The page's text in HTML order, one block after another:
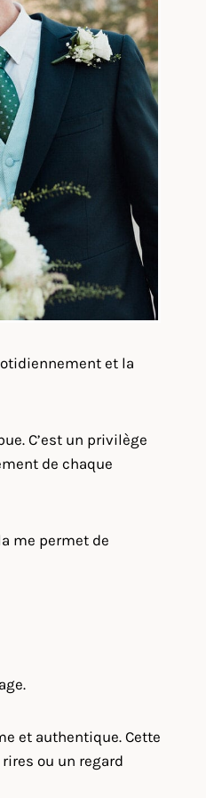
et la
C’est un privilège
de chaque
me permet de
et authentique. Cette
ou un regard